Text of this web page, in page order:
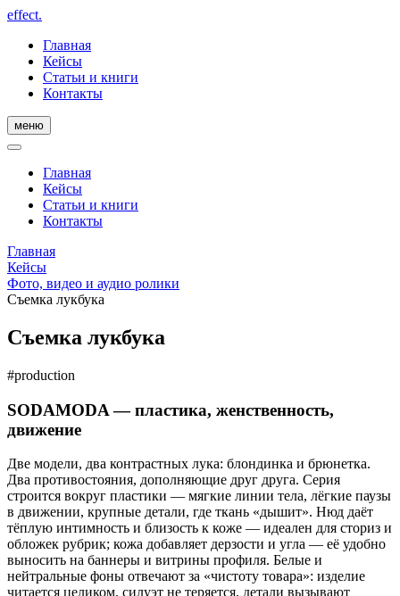
effect.
Главная
Кейсы
Статьи и книги
Контакты
меню
Главная
Кейсы
Статьи и книги
Контакты
Главная
Кейсы
Фото, видео и аудио ролики
Съемка лукбука
Съемка лукбука
#production
SODAMODA — пластика, женственность,
движение
Две модели, два контрастных лука: блондинка и брюнетка.
Два противостояния, дополняющие друг друга. Серия
строится вокруг пластики — мягкие линии тела, лёгкие паузы
в движении, крупные детали, где ткань «дышит». Нюд даёт
тёплую интимность и близость к коже — идеален для сториз и
обложек рубрик; кожа добавляет дерзости и угла — её удобно
выносить на баннеры и витрины профиля. Белые и
нейтральные фоны отвечают за «чистоту товара»: изделие
читается целиком, силуэт не теряется, детали вызывают